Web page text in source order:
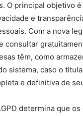
O principal objetivo
e
Com a nova
consultar
têm, como
sistema, caso o
e definitiva de
determina que